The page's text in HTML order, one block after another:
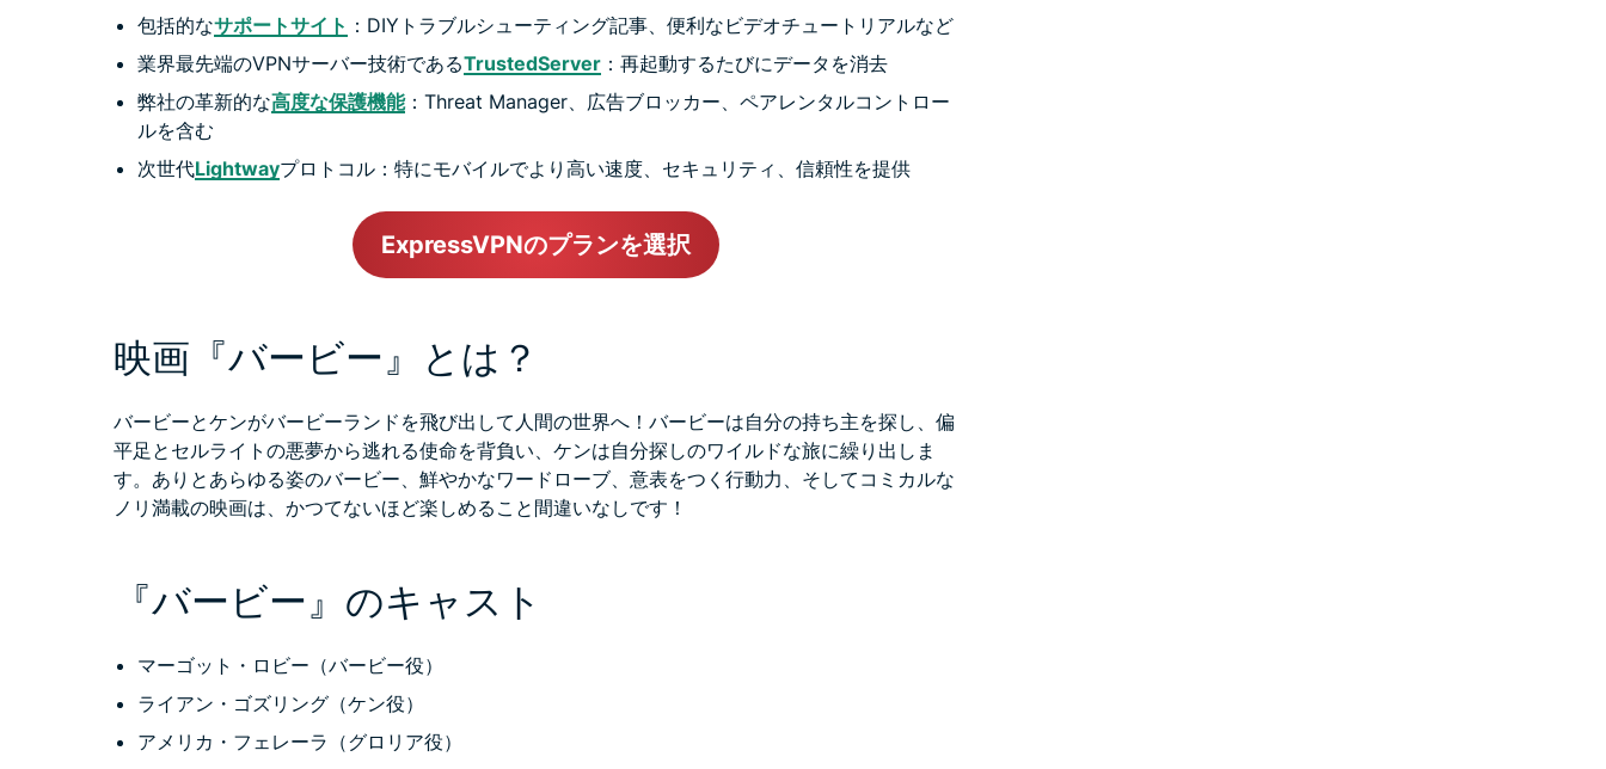
包括的なサポートサイト ：DIYトラブルシューティング記事、便利なビデオチュートリアルなど
業界最先端のVPNサーバー技術であるTrustedServer ：再起動するたびにデータを消去
弊社の革新的な高度な保護機能：Threat Manager、広告ブロッカー、ペアレンタルコントロー
ルを含む
次世代Lightwayプロトコル：特にモバイルでより高い速度、セキュリティ、信頼性を提供
ExpressVPNのプランを選択
映画『バービー』とは？
バービーとケンがバービーランドを飛び出して人間の世界へ！バービーは自分の持ち主を探し、偏
平足とセルライトの悪夢から逃れる使命を背負い、ケンは自分探しのワイルドな旅に繰り出しま
す。ありとあらゆる姿のバービー、鮮やかなワードローブ、意表をつく行動力、そしてコミカルな
ノリ満載の映画は、かつてないほど楽しめること間違いなしです！
『バービー』のキャスト
マーゴット・ロビー（バービー役）
ライアン・ゴズリング（ケン役）
アメリカ・フェレーラ（グロリア役）